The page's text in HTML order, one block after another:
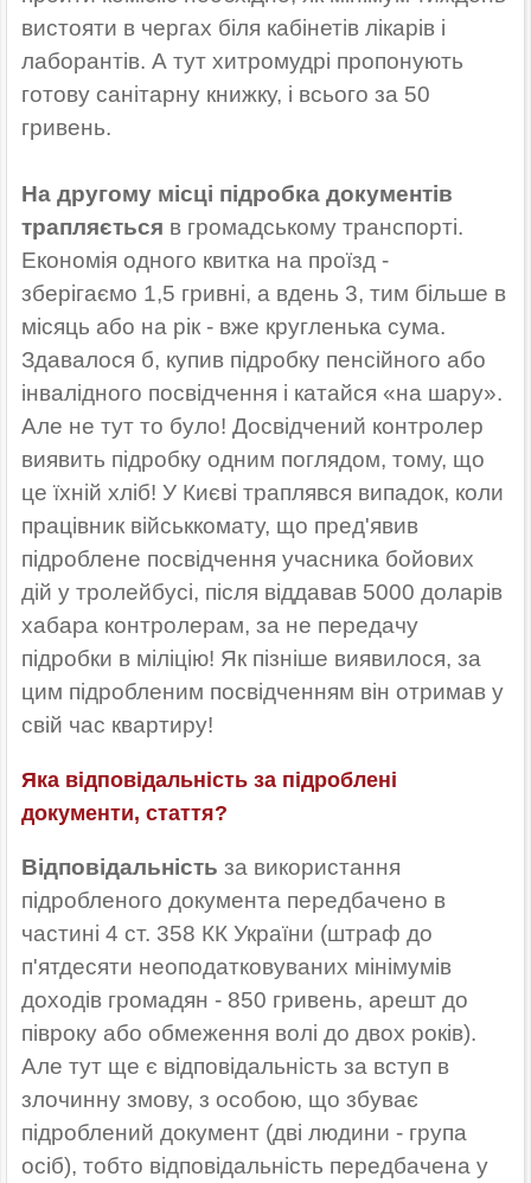
вистояти в чергах біля кабінетів лікарів і
лаборантів. А тут хитромудрі пропонують
готову санітарну книжку, і всього за 50
гривень.
На другому місці підробка документів
трапляється в громадському транспорті.
Економія одного квитка на проїзд -
зберігаємо 1,5 гривні, а вдень 3, тим більше в
місяць або на рік - вже кругленька сума.
Здавалося б, купив підробку пенсійного або
інвалідного посвідчення і катайся «на шару».
Але не тут то було! Досвідчений контролер
виявить підробку одним поглядом, тому, що
це їхній хліб! У Києві траплявся випадок, коли
працівник військкомату, що пред'явив
підроблене посвідчення учасника бойових
дій у тролейбусі, після віддавав 5000 доларів
хабара контролерам, за не передачу
підробки в міліцію! Як пізніше виявилося, за
цим підробленим посвідченням він отримав у
свій час квартиру!
Яка відповідальність за підроблені
документи, стаття?
Відповідальність за використання
підробленого документа передбачено в
частині 4 ст. 358 КК України (штраф до
п'ятдесяти неоподатковуваних мінімумів
доходів громадян - 850 гривень, арешт до
півроку або обмеження волі до двох років).
Але тут ще є відповідальність за вступ в
злочинну змову, з особою, що збуває
підроблений документ (дві людини - група
осіб), тобто відповідальність передбачена у